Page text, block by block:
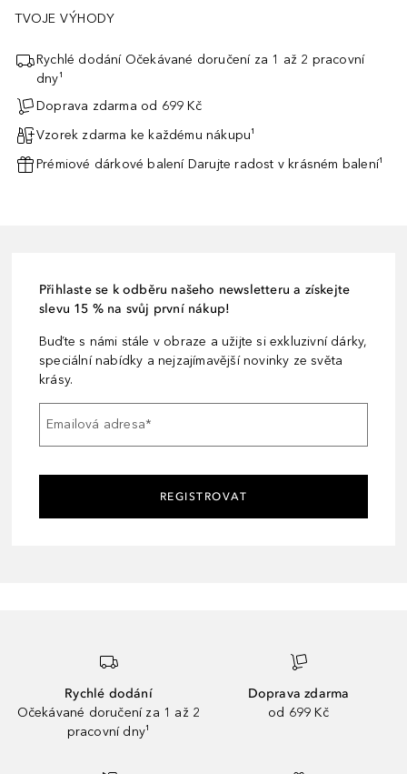
TVOJE VÝHODY
Rychlé dodání Očekávané doručení za 1 až 2 pracovní
dny¹
Doprava zdarma od 699 Kč
Vzorek zdarma ke každému nákupu¹
Prémiové dárkové balení Darujte radost v krásném balení¹
Přihlaste se k odběru našeho newsletteru a získejte
slevu 15 % na svůj první nákup!
Buďte s námi stále v obraze a užijte si exkluzivní dárky,
speciální nabídky a nejzajímavější novinky ze světa
krásy.
Emailová adresa*
REGISTROVAT
Rychlé dodání
Očekávané doručení za 1 až 2
pracovní dny¹
Doprava zdarma
od 699 Kč